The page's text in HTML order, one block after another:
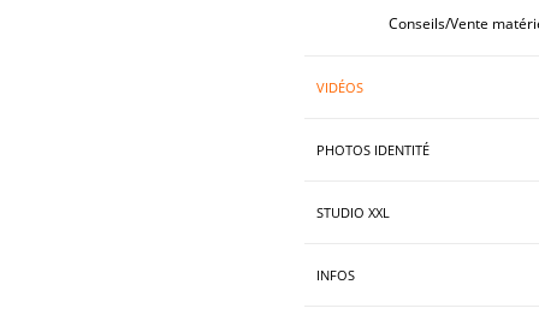
Conseils/Vente
VIDÉOS
PHOTOS IDENTITÉ
STUDIO XXL
INFOS